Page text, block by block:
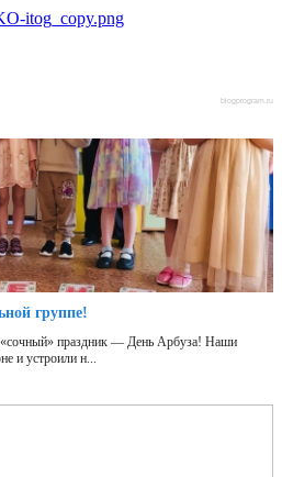
blogprogram.ru
группе!
«сочный» праздник — День Арбуза! Наши
и устроили н...